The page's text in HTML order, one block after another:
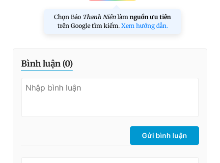
Chọn Báo Thanh Niên làm nguồn ưu tiên
trên Google tìm kiếm. Xem hướng dẫn.
Bình luận (0)
Gửi bình luận